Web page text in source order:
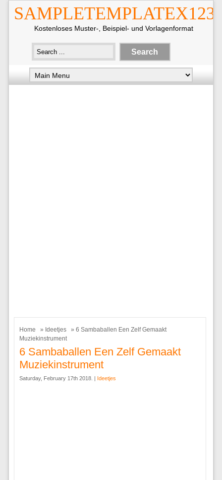
Kostenloses Muster-, Beispiel- und Vorlagenformat
Home » Ideetjes
» 6 Sambaballen Een Zelf Gemaakt
Muziekinstrument
6 Sambaballen Een Zelf Gemaakt
Muziekinstrument
Saturday, February 17th 2018. | Ideetjes